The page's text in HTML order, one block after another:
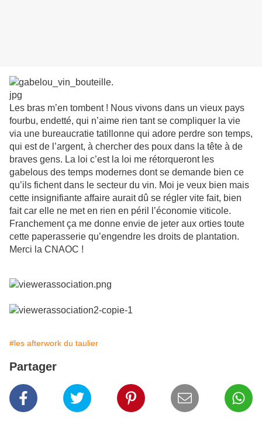
Les bras m’en tombent ! Nous vivons dans un vieux pays
fourbu, endetté, qui n’aime rien tant se compliquer la vie
via une bureaucratie tatillonne qui adore perdre son temps,
qui est de l’argent, à chercher des poux dans la tête à de
braves gens. La loi c’est la loi me rétorqueront les
gabelous des temps modernes dont se demande bien ce
qu’ils fichent dans le secteur du vin. Moi je veux bien mais
cette insignifiante affaire aurait dû se régler vite fait, bien
fait car elle ne met en rien en péril l’économie viticole.
Franchement ça me donne envie de jeter aux orties toute
cette paperasserie qu’engendre les droits de plantation.
Merci la CNAOC !
#les afterwork du taulier
Partager